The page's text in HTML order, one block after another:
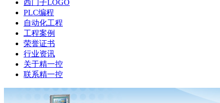
西门子LOGO
PLC编程
自动化工程
工程案例
荣誉证书
行业资讯
关于精一控
联系精一控